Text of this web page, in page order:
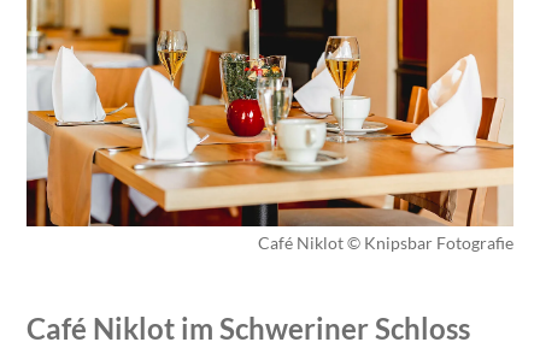
Café Niklot © Knipsbar Fotografie
Café Niklot im Schweriner Schloss